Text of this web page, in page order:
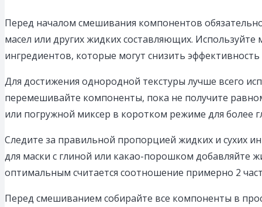
Перед началом смешивания компонентов
масел или других жидких составляющих.
ингредиентов, которые могут снизить эффективность
Для достижения однородной текстуры лучше всего
перемешивайте компоненты, пока не получите
или погружной миксер в коротком режиме для более
Следите за правильной пропорцией жидких и сухих
для маски с глиной или какао-порошком добавляйте
оптимальным считается соотношение примерно 2
Перед смешиванием собирайте все компоненты в